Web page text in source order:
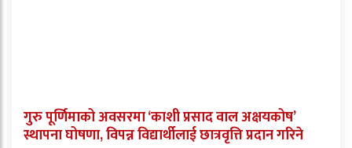
गुरु पूर्णिमाको अवसरमा ‘काशी प्रसाद वाल अक्षयकोष’
स्थापना घोषणा, विपन्न विद्यार्थीलाई छात्रवृत्ति प्रदान गरिने